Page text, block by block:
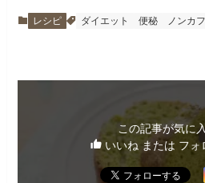
レシピ ダイエット 便秘 ノンカ
この記事が気に
いいね または フォ